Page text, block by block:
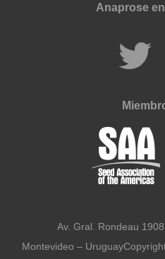
Av. Gral. Rondeau
Montevideo – Uruguay
Anaprose